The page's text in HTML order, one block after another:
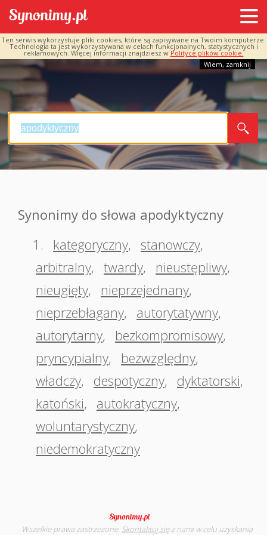
Ten serwis wykorzystuje pliki cookies, które są zapisywane na Twoim komputerze.
Technologia ta jest wykorzystywana w celach funkcjonalnych, statystycznych i
reklamowych. Więcej informacji znajdziesz w Polityce plików cookie.
Wiem, zamknij
Synonimy do słowa apodyktyczny
1.
kategoryczny, stanowczy,
arbitralny, twardy, nieustępliwy,
nieugięty, nieprzejednany,
nieprzebłagany, autorytatywny,
autorytarny, bezkompromisowy,
pryncypialny, bezwzględny,
władczy, despotyczny, dyktatorski,
katoński, autokratyczny,
woluntarystyczny,
niedemokratyczny
Wszelkie prawa zastrzeżone. Skontaktuj sięz nami w celu uzyskania